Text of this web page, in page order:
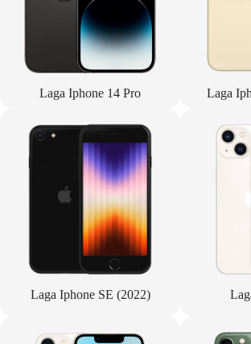
Laga Iphone 14 Pro Laga
Laga Iphone SE (2022)